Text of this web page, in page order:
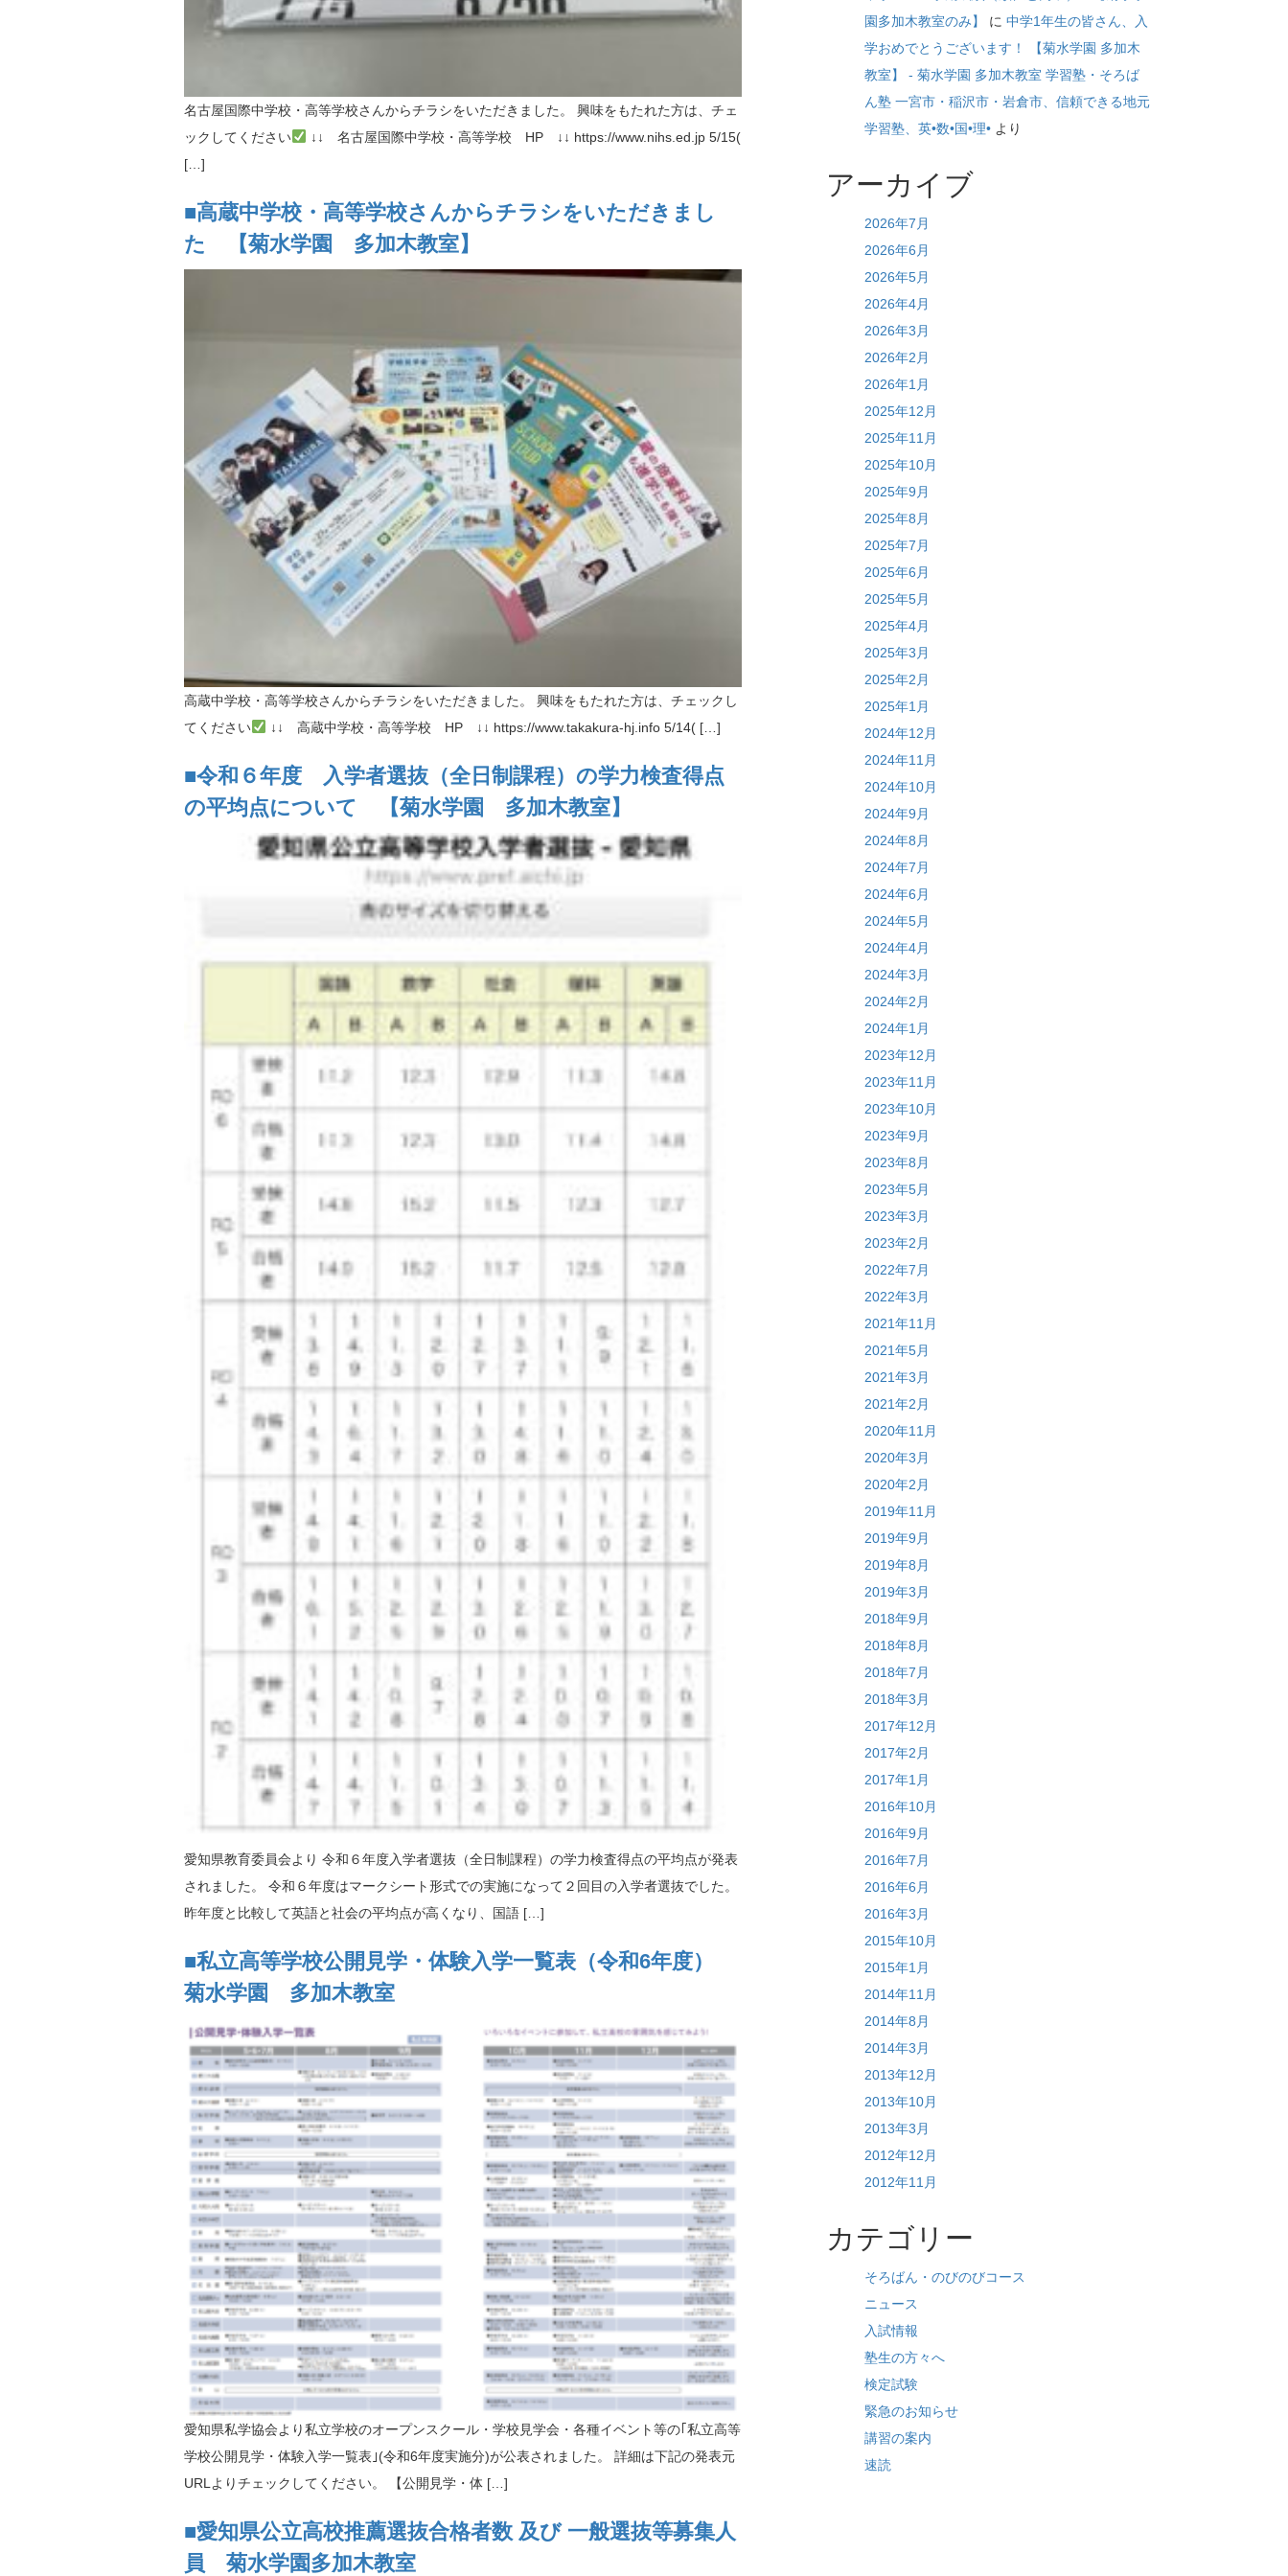
名古屋国際中学校・高等学校さんからチラシをいただきました。 興味をもたれた方は、チェ
ックしてください
↓↓ 名古屋国際中学校・高等学校 HP ↓↓ https://www.nihs.ed.jp 5/15(
[…]
■高蔵中学校・高等学校さんからチラシをいただきまし
た 【菊水学園 多加木教室】
高蔵中学校・高等学校さんからチラシをいただきました。 興味をもたれた方は、チェックし
てください
↓↓ 高蔵中学校・高等学校 HP ↓↓ https://www.takakura-hj.info 5/14( […]
■令和６年度 入学者選抜（全日制課程）の学力検査得点
の平均点について 【菊水学園 多加木教室】
愛知県教育委員会より 令和６年度入学者選抜（全日制課程）の学力検査得点の平均点が発表
されました。 令和６年度はマークシート形式での実施になって２回目の入学者選抜でした。
昨年度と比較して英語と社会の平均点が高くなり、国語 […]
■私立高等学校公開見学・体験入学一覧表（令和6年度）
菊水学園 多加木教室
愛知県私学協会より私立学校のオープンスクール・学校見学会・各種イベント等の｢私立高等
学校公開見学・体験入学一覧表｣(令和6年度実施分)が公表されました。 詳細は下記の発表元
URLよりチェックしてください。 【公開見学・体 […]
■愛知県公立高校推薦選抜合格者数 及び 一般選抜等募集人
員 菊水学園多加木教室
園多加木教室のみ】
に 中学1年生の皆さん、入
学おめでとうございます！ 【菊水学園 多加木
教室】 - 菊水学園 多加木教室 学習塾・そろば
ん塾 一宮市・稲沢市・岩倉市、信頼できる地元
学習塾、英•数•国•理• より
アーカイブ
2026年7月
2026年6月
2026年5月
2026年4月
2026年3月
2026年2月
2026年1月
2025年12月
2025年11月
2025年10月
2025年9月
2025年8月
2025年7月
2025年6月
2025年5月
2025年4月
2025年3月
2025年2月
2025年1月
2024年12月
2024年11月
2024年10月
2024年9月
2024年8月
2024年7月
2024年6月
2024年5月
2024年4月
2024年3月
2024年2月
2024年1月
2023年12月
2023年11月
2023年10月
2023年9月
2023年8月
2023年5月
2023年3月
2023年2月
2022年7月
2022年3月
2021年11月
2021年5月
2021年3月
2021年2月
2020年11月
2020年3月
2020年2月
2019年11月
2019年9月
2019年8月
2019年3月
2018年9月
2018年8月
2018年7月
2018年3月
2017年12月
2017年2月
2017年1月
2016年10月
2016年9月
2016年7月
2016年6月
2016年3月
2015年10月
2015年1月
2014年11月
2014年8月
2014年3月
2013年12月
2013年10月
2013年3月
2012年12月
2012年11月
カテゴリー
そろばん・のびのびコース
ニュース
入試情報
塾生の方々へ
検定試験
緊急のお知らせ
講習の案内
速読